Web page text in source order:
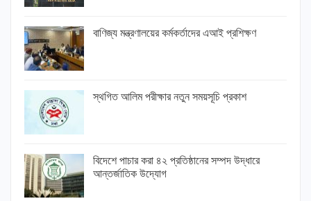
বাণিজ্য মন্ত্রণালয়ের কর্মকর্তাদের এআই প্রশিক্ষণ
স্থগিত আলিম পরীক্ষার নতুন সময়সূচি প্রকাশ
বিদেশে পাচার করা ৪২ প্রতিষ্ঠানের সম্পদ উদ্ধারে
আন্তর্জাতিক উদ্যোগ